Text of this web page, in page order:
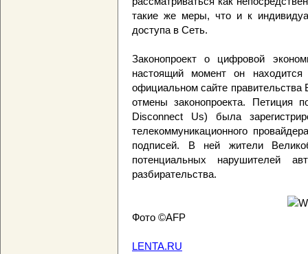
такие же меры, что и к
доступа в Сеть.
Законопроект о цифровой
настоящий момент он
официальном сайте правительства
отмены законопроекта. Петиция
Disconnect Us) была
телекоммуникационного
подписей. В ней жители
потенциальных нарушителей
разбирательства.
Фото ©AFP
LENTA.RU